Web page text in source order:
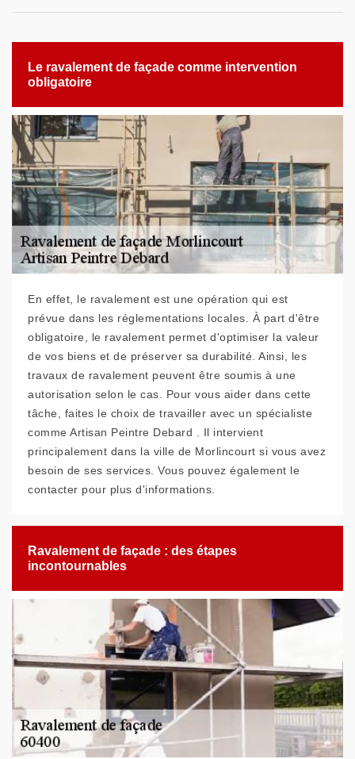
Le ravalement de façade comme intervention
obligatoire
En effet, le ravalement est une opération qui est
prévue dans les réglementations locales. À part d'être
obligatoire, le ravalement permet d'optimiser la valeur
de vos biens et de préserver sa durabilité. Ainsi, les
travaux de ravalement peuvent être soumis à une
autorisation selon le cas. Pour vous aider dans cette
tâche, faites le choix de travailler avec un spécialiste
comme Artisan Peintre Debard . Il intervient
principalement dans la ville de Morlincourt si vous avez
besoin de ses services. Vous pouvez également le
contacter pour plus d'informations.
Ravalement de façade : des étapes
incontournables